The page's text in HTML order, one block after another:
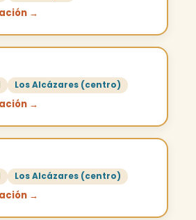
→
Los Alcázares (centro)
→
Los Alcázares (centro)
→